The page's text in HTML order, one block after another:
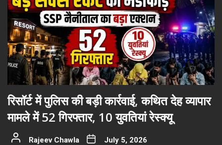
रिसॉर्ट में पुलिस की बड़ी कार्रवाई, कथित देह व्यापार
मामले में 52 गिरफ्तार, 10 युवतियां रेस्क्यू
Rajeev Chawla July 5, 2026